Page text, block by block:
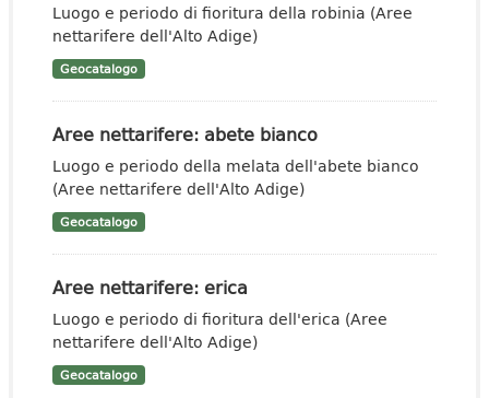
Luogo e periodo di fioritura della robinia (Aree
nettarifere dell'Alto Adige)
Geocatalogo
Aree nettarifere: abete bianco
Luogo e periodo della melata dell'abete bianco
(Aree nettarifere dell'Alto Adige)
Geocatalogo
Aree nettarifere: erica
Luogo e periodo di fioritura dell'erica (Aree
nettarifere dell'Alto Adige)
Geocatalogo